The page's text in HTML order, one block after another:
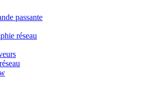
passante
réseau